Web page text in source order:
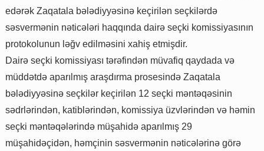
edərək Zaqatala bələdiyyəsinə keçirilən seçkilərdə
səsvermənin nəticələri haqqında dairə seçki komissiyasının
protokolunun ləğv edilməsini xahiş etmişdir.
Dairə seçki komissiyası tərəfindən müvafiq qaydada və
müddətdə aparılmış araşdırma prosesində Zaqatala
bələdiyyəsinə seçkilər keçirilən 12 seçki məntəqəsinin
sədrlərindən, katiblərindən, komissiya üzvlərindən və həmin
seçki məntəqələrində müşahidə aparılmış 29
müşahidəçidən, həmçinin səsvermənin nəticələrinə görə